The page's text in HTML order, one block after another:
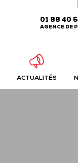
01 88 40
AGENCE DE
ACTUALITÉS